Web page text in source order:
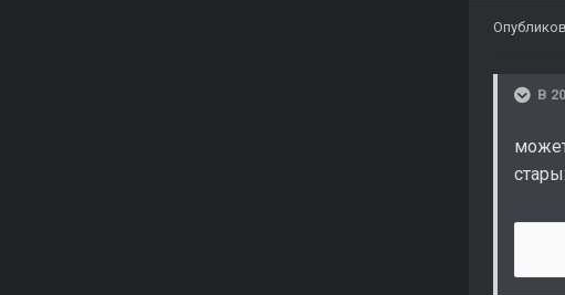
В